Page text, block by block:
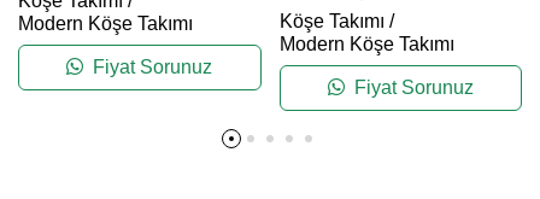
Modern Köşe Takımı
Fiyat Sorunuz
Köşe Takımı /
Modern Köşe Takımı
Fiyat Sorunuz